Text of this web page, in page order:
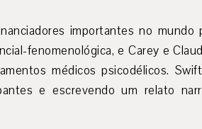
importantes no mundo
fenomenológica, e Carey e
médicos psicodélicos.
e escrevendo um relato